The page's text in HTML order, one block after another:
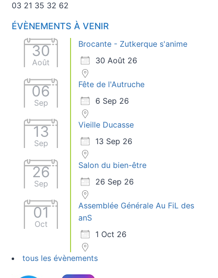
03 21 35 32 62
ÉVÈNEMENTS À VENIR
30
Août
Brocante - Zutkerque s'anime
30 Août 26
06
Sep
Fête de l'Autruche
6 Sep 26
13
Sep
Vieille Ducasse
13 Sep 26
26
Sep
Salon du bien-être
26 Sep 26
01
Oct
Assemblée Générale Au FiL des
anS
1 Oct 26
tous les évènements